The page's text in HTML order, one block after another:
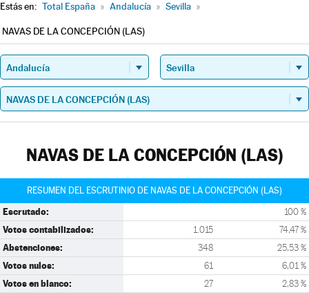
Estás en: Total España » Andalucía » Sevilla »
NAVAS DE LA CONCEPCIÓN (LAS)
NAVAS DE LA CONCEPCIÓN (LAS)
RESUMEN DEL ESCRUTINIO DE NAVAS DE LA CONCEPCIÓN (LAS)
Escrutado: 100 %
Votos contabilizados: 1.015 74,47 %
Abstenciones: 348 25,53 %
Votos nulos: 61 6,01 %
Votos en blanco: 27 2,83 %